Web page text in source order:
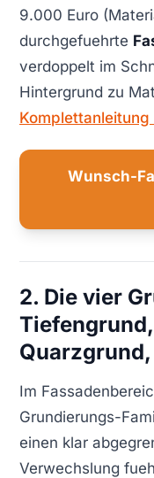
9.000 Euro
durchgefuehrte
verdoppelt im
Hintergrund zu
Wunsch-
2. Die vier
Im
Grundierungs-
einen klar
Verwechslung